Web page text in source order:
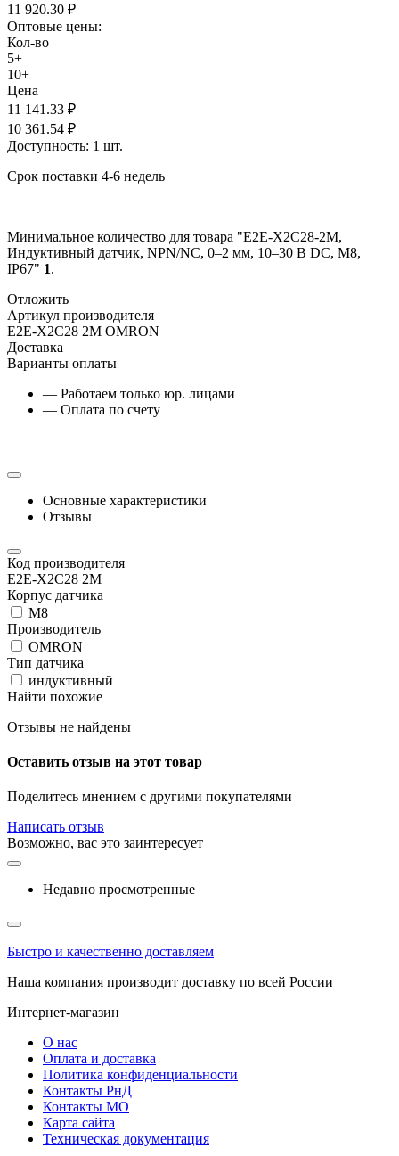
11 920.30 ₽
Оптовые цены:
Кол-во
5+
10+
Цена
11 141.33 ₽
10 361.54 ₽
Доступность: 1 шт.
Срок поставки 4-6 недель
Минимальное количество для товара "E2E-X2C28-2M,
Индуктивный датчик, NPN/NC, 0–2 мм, 10–30 В DC, М8,
IP67" 1.
Отложить
Артикул производителя
E2E-X2C28 2M OMRON
Доставка
Варианты оплаты
— Работаем только юр. лицами
— Оплата по счету
Основные характеристики
Отзывы
Код производителя
E2E-X2C28 2M
Корпус датчика
М8
Производитель
OMRON
Тип датчика
индуктивный
Найти похожие
Отзывы не найдены
Оставить отзыв на этот товар
Поделитесь мнением с другими покупателями
Написать отзыв
Возможно, вас это заинтересует
Недавно просмотренные
Быстро и качественно доставляем
Наша компания производит доставку по всей России
Интернет-магазин
О нас
Оплата и доставка
Политика конфиденциальности
Контакты РнД
Контакты МО
Карта сайта
Техническая документация